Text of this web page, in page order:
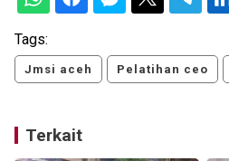
Tags:
Jmsi aceh Pelatihan ceo
Terkait